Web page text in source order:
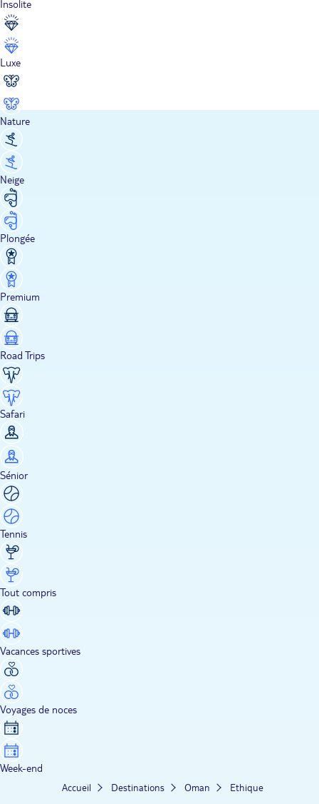
Insolite
Luxe
Nature
Neige
Plongée
Premium
Road Trips
Safari
Sénior
Tennis
Tout compris
Vacances sportives
Voyages de noces
Week-end
Accueil Destinations Oman Ethique